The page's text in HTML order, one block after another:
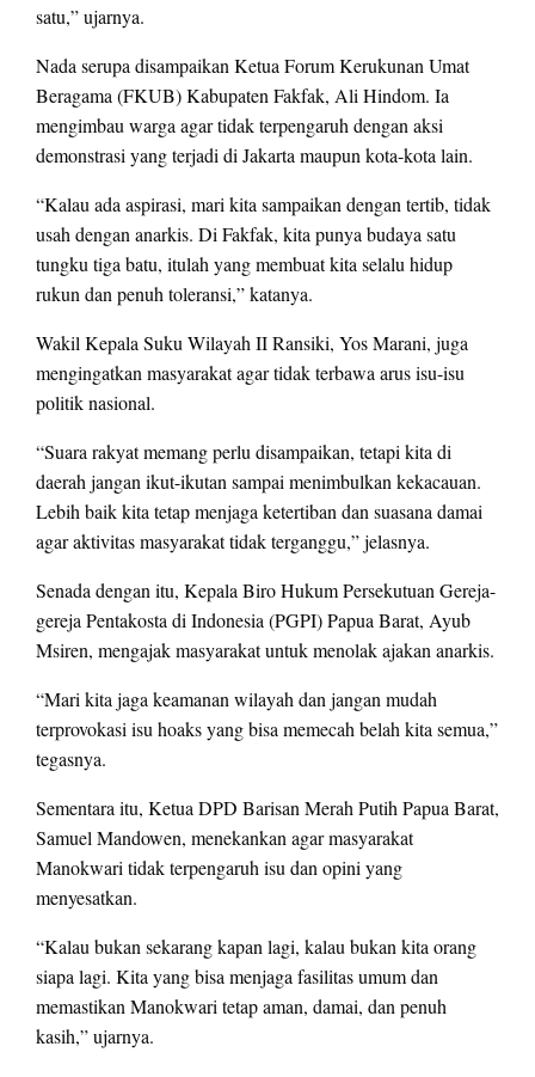
satu,” ujarnya.
Nada serupa disampaikan Ketua Forum Kerukunan Umat
Beragama (FKUB) Kabupaten Fakfak, Ali Hindom. Ia
mengimbau warga agar tidak terpengaruh dengan aksi
demonstrasi yang terjadi di Jakarta maupun kota-kota lain.
“Kalau ada aspirasi, mari kita sampaikan dengan tertib, tidak
usah dengan anarkis. Di Fakfak, kita punya budaya satu
tungku tiga batu, itulah yang membuat kita selalu hidup
rukun dan penuh toleransi,” katanya.
Wakil Kepala Suku Wilayah II Ransiki, Yos Marani, juga
mengingatkan masyarakat agar tidak terbawa arus isu-isu
politik nasional.
“Suara rakyat memang perlu disampaikan, tetapi kita di
daerah jangan ikut-ikutan sampai menimbulkan kekacauan.
Lebih baik kita tetap menjaga ketertiban dan suasana damai
agar aktivitas masyarakat tidak terganggu,” jelasnya.
Senada dengan itu, Kepala Biro Hukum Persekutuan Gereja-
gereja Pentakosta di Indonesia (PGPI) Papua Barat, Ayub
Msiren, mengajak masyarakat untuk menolak ajakan anarkis.
“Mari kita jaga keamanan wilayah dan jangan mudah
terprovokasi isu hoaks yang bisa memecah belah kita semua,”
tegasnya.
Sementara itu, Ketua DPD Barisan Merah Putih Papua Barat,
Samuel Mandowen, menekankan agar masyarakat
Manokwari tidak terpengaruh isu dan opini yang
menyesatkan.
“Kalau bukan sekarang kapan lagi, kalau bukan kita orang
siapa lagi. Kita yang bisa menjaga fasilitas umum dan
memastikan Manokwari tetap aman, damai, dan penuh
kasih,” ujarnya.